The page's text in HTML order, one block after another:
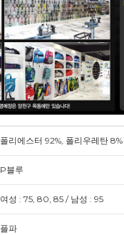
폴리에스터 92%, 폴리우레탄 8%
P블루
여성 : 75, 80, 85 / 남성 : 95
플파